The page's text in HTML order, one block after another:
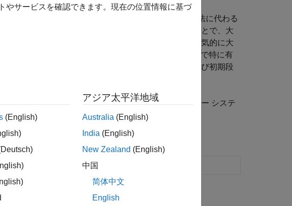
モデル化および解析する
ム法は、物理光学 (PO) などの計算量の多い数値的手法に代わる
、位相、波面曲率を閉形式で表現して電磁界を表すことで、大
確に評価できます。この方法は、反射体の開口部が電気的に大
く低下するミリ波周波数帯およびサブミリ波周波数帯で特に有
体アンテナの高速な性能予測、ビーム整形解析、および初期段
、航空、および地上の高ゲイン通信システムとレーダー システ
ウスビームに基づく設計と評価を実行します。
antenna for Gaussian beam analysis
やサービスを確認できます。現在の位置情報に基づ
(English)
アジア太平洋地域
Australia (English)
India (English)
New Zealand (English)
中国
简体中文
English